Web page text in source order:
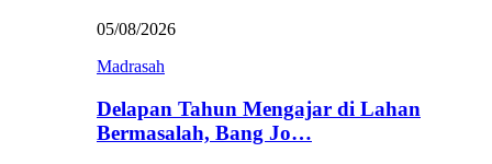
05/08/2026
Madrasah
Delapan Tahun Mengajar di Lahan
Bermasalah, Bang Jo…